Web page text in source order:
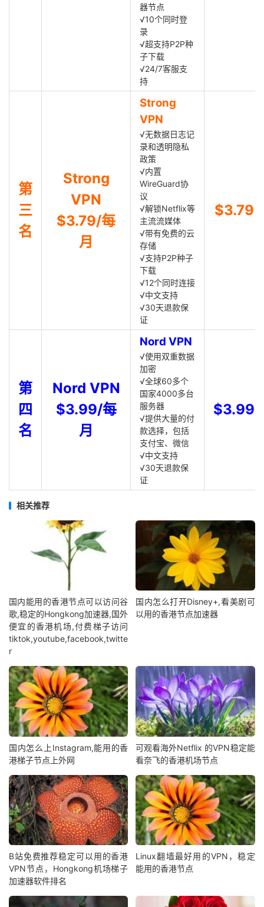
器节点
√10个同时登
录
√超支持P2P种
子下载
√24/7客服支
持
第
三
名
Strong
VPN
$3.79/每
月
Strong
VPN
√无数据日志记
录和透明隐私
政策
√内置
WireGuard协
议
√解锁Netflix等
主流流媒体
√带有免费的云
存储
√支持P2P种子
下载
√12个同时连接
√中文支持
√30天退款保
证
$3.79
第
四
名
Nord VPN
$3.99/每
月
Nord VPN
√使用双重数据
加密
√全球60多个
国家4000多台
服务器
√提供大量的付
款选择，包括
支付宝、微信
√中文支持
√30天退款保
证
$3.99
相关推荐
国内能用的香港节点可以访问谷
歌,稳定的Hongkong加速器,国外
便宜的香港机场,付费梯子访问
tiktok,youtube,facebook,twitte
r
国内怎么打开Disney+,看美剧可
以用的香港节点加速器
国内怎么上Instagram,能用的香
港梯子节点上外网
可观看海外Netflix 的VPN稳定能
看奈飞的香港机场节点
B站免费推荐稳定可以用的香港
VPN节点，Hongkong机场梯子
加速器软件排名
Linux翻墙最好用的VPN，稳定
能用的香港节点